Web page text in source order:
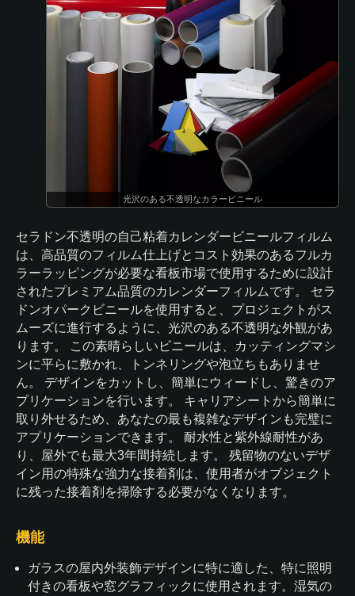
光沢のある不透明なカラービニール
セラドン不透明の自己粘着カレンダービニールフィルム
は、高品質のフィルム仕上げとコスト効果のあるフルカ
ラーラッピングが必要な看板市場で使用するために設計
されたプレミアム品質のカレンダーフィルムです。 セラ
ドンオパークビニールを使用すると、プロジェクトがス
ムーズに進行するように、光沢のある不透明な外観があ
ります。 この素晴らしいビニールは、カッティングマシ
ンに平らに敷かれ、トンネリングや泡立ちもありませ
ん。 デザインをカットし、簡単にウィードし、驚きのア
プリケーションを行います。 キャリアシートから簡単に
取り外せるため、あなたの最も複雑なデザインも完璧に
アプリケーションできます。 耐水性と紫外線耐性があ
り、屋外でも最大3年間持続します。 残留物のないデザ
イン用の特殊な強力な接着剤は、使用者がオブジェクト
に残った接着剤を掃除する必要がなくなります。
機能
ガラスの屋内外装飾デザインに特に適した、特に照明
付きの看板や窓グラフィックに使用されます。湿気の